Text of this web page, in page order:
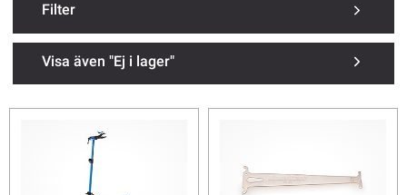
Filter
Visa även "Ej i lager"